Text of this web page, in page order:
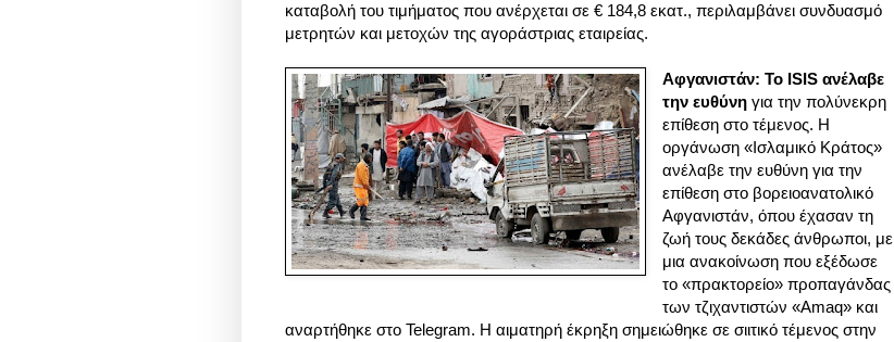
καταβολή του τιμήματος που ανέρχεται σε € 184,8 εκατ., περιλαμβάνει συνδυασμό
μετρητών και μετοχών της αγοράστριας εταιρείας.
Αφγανιστάν: Το ISIS ανέλαβε
την ευθύνη για την πολύνεκρη
επίθεση στο τέμενος. Η
οργάνωση «Ισλαμικό Κράτος»
ανέλαβε την ευθύνη για την
επίθεση στο βορειοανατολικό
Αφγανιστάν, όπου έχασαν τη
ζωή τους δεκάδες άνθρωποι, με
μια ανακοίνωση που εξέδωσε
το «πρακτορείο» προπαγάνδας
των τζιχαντιστών «Amaq» και
αναρτήθηκε στο Telegram. Η αιματηρή έκρηξη σημειώθηκε σε σιιτικό τέμενος στην